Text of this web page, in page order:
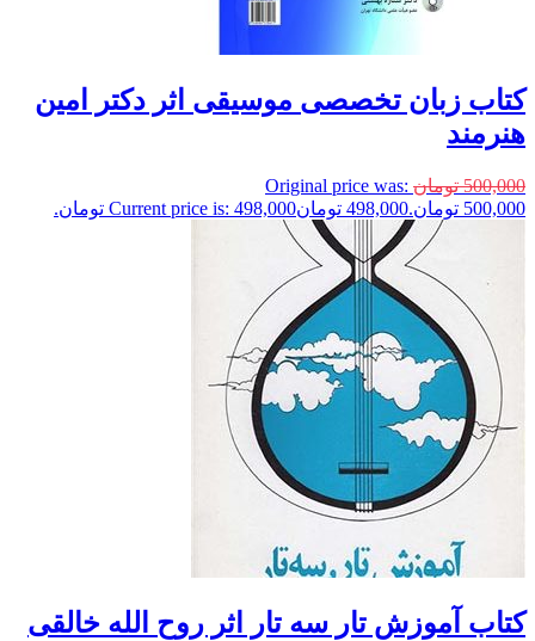
کتاب زبان تخصصی موسیقی اثر دکتر امین
هنرمند
500,000 تومان Original price was:
500,000 تومان.
498,000 تومانCurrent price is: 498,000 تومان.
کتاب آموزش تار سه تار اثر روح الله خالقی